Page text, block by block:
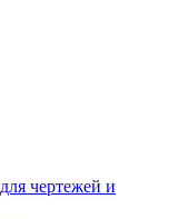
чертежей и